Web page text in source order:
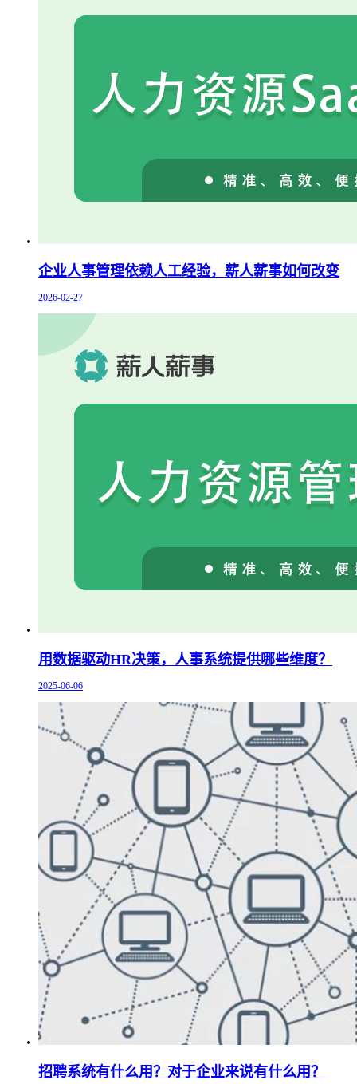
企业人事管理依赖人工经验，薪人薪事如何改变
2026-02-27
用数据驱动HR决策，人事系统提供哪些维度？
2025-06-06
招聘系统有什么用？对于企业来说有什么用？